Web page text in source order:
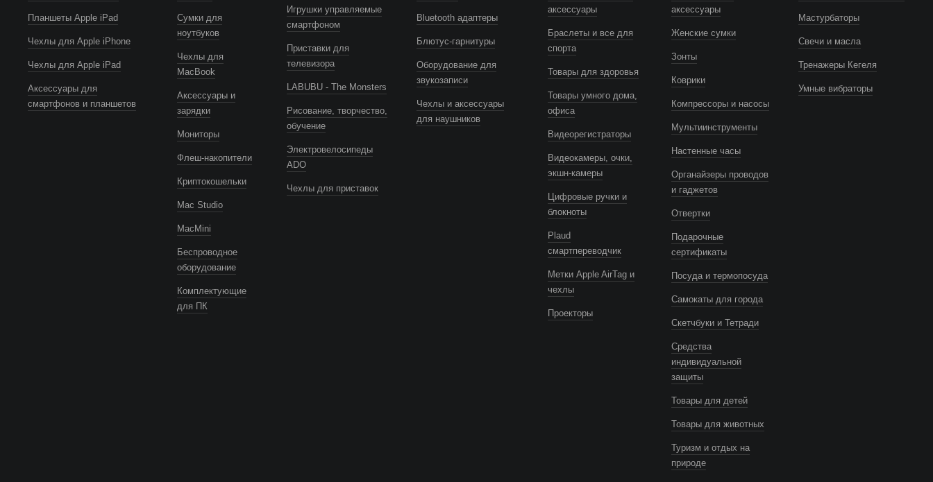
Планшеты Apple iPad
Чехлы для Apple iPhone
Чехлы для Apple iPad
Аксессуары для
смартфонов и планшетов
Сумки для
ноутбуков
Чехлы для
MacBook
Аксессуары и
зарядки
Мониторы
Флеш-накопители
Криптокошельки
Mac Studio
MacMini
Беспроводное
оборудование
Комплектующие
для ПК
Игрушки управляемые
смартфоном
Приставки для
телевизора
LABUBU - The Monsters
Рисование, творчество,
обучение
Электровелосипеды
ADO
Чехлы для приставок
Bluetooth адаптеры
Блютус-гарнитуры
Оборудование для
звукозаписи
Чехлы и аксессуары
для наушников
аксессуары
Браслеты и все для
спорта
Товары для здоровья
Товары умного дома,
офиса
Видеорегистраторы
Видеокамеры, очки,
экшн-камеры
Цифровые ручки и
блокноты
Plaud
смартпереводчик
Метки Apple AirTag и
чехлы
Проекторы
аксессуары
Женские сумки
Зонты
Коврики
Компрессоры и насосы
Мультиинструменты
Настенные часы
Органайзеры проводов
и гаджетов
Отвертки
Подарочные
сертификаты
Посуда и термопосуда
Самокаты для города
Скетчбуки и Тетради
Средства
индивидуальной
защиты
Товары для детей
Товары для животных
Туризм и отдых на
природе
Мастурбаторы
Свечи и масла
Тренажеры Кегеля
Умные вибраторы